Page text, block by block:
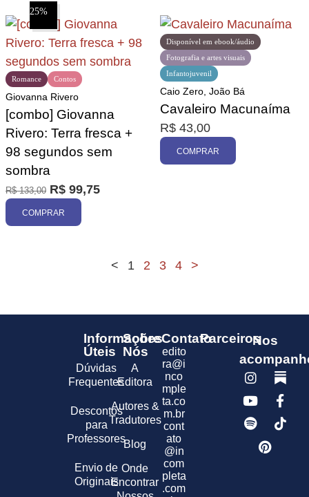
25%
Contos
Romance
Giovanna Rivero
[combo] Giovanna
Rivero: Terra fresca +
98 segundos sem
sombra
R$133,00 R$ 99,75
COMPRAR
Disponível em ebook/áudio
Fotografia e artes visuais
Infantojuvenil
Caio Zero, João Bá
Cavaleiro Macunaíma
R$ 43,00
COMPRAR
< 1 2 3 4 >
Informações
Úteis
Dúvidas
Frequentes
Descontos
para
Professores
Envio de
Originais
Sobre
Nós
A
Editora
Autores &
Tradutores
Blog
Onde
Encontrar
Contato
edito
ra@i
nco
mple
ta.co
m.br
cont
ato
@in
com
pleta
.com
ParceirosNos